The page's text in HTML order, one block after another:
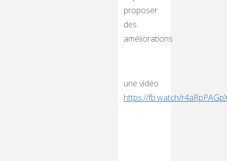
proposer
des
améliorations
une vidéo
https://fb.watch/